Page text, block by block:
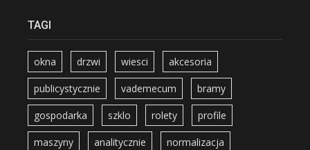
TAGI
okna drzwi wiesci akcesoria
publicystycznie vademecum bramy
gospodarka szklo rolety profile
maszyny analitycznie normalizacja